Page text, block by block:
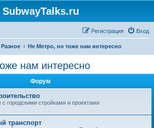
SubwayTalks.ru
Вход
Регистрация
Разное Не Метро, но тоже нам интересно
нам интересно
Форум
городскими стройками и проектами
транспорт